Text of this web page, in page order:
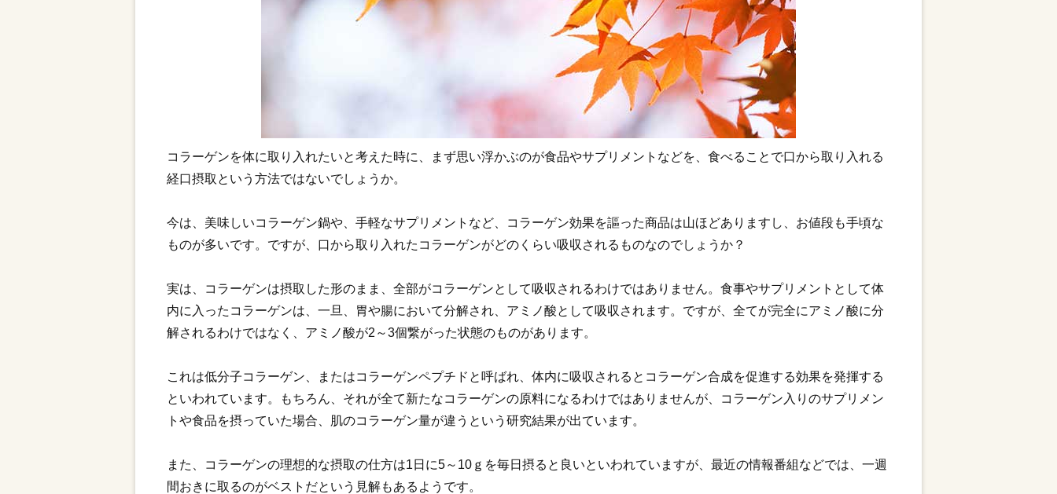
コラーゲンを体に取り入れたいと考えた時に、まず思い浮かぶのが食品やサプリメントなどを、食べることで口から取り入れる
経口摂取という方法ではないでしょうか。
今は、美味しいコラーゲン鍋や、手軽なサプリメントなど、コラーゲン効果を謳った商品は山ほどありますし、お値段も手頃な
ものが多いです。ですが、口から取り入れたコラーゲンがどのくらい吸収されるものなのでしょうか？
実は、コラーゲンは摂取した形のまま、全部がコラーゲンとして吸収されるわけではありません。食事やサプリメントとして体
内に入ったコラーゲンは、一旦、胃や腸において分解され、アミノ酸として吸収されます。ですが、全てが完全にアミノ酸に分
解されるわけではなく、アミノ酸が2～3個繋がった状態のものがあります。
これは低分子コラーゲン、またはコラーゲンペプチドと呼ばれ、体内に吸収されるとコラーゲン合成を促進する効果を発揮する
といわれています。もちろん、それが全て新たなコラーゲンの原料になるわけではありませんが、コラーゲン入りのサプリメン
トや食品を摂っていた場合、肌のコラーゲン量が違うという研究結果が出ています。
また、コラーゲンの理想的な摂取の仕方は1日に5～10ｇを毎日摂ると良いといわれていますが、最近の情報番組などでは、一週
間おきに取るのがベストだという見解もあるようです。